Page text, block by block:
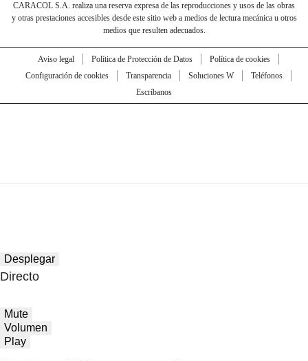
CARACOL S.A. realiza una reserva expresa de las reproducciones y usos de las obras
y otras prestaciones accesibles desde este sitio web a medios de lectura mecánica u otros
medios que resulten adecuados.
Aviso legal Política de Protección de Datos
Política de cookies
Configuración de cookies
Transparencia Soluciones W
Teléfonos
Escríbanos
Desplegar
Directo
Mute
Volumen
Play